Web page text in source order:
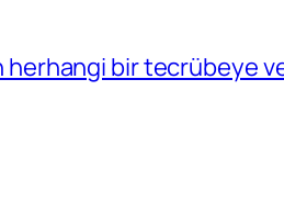
herhangi bir tecrübeye